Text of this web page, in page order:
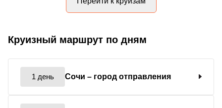
Круизный маршрут по дням
1 день Сочи – город отправления